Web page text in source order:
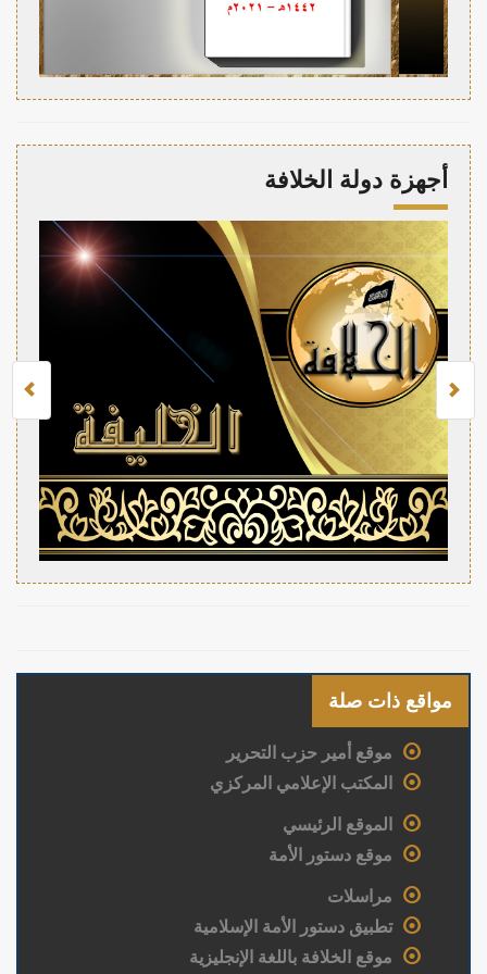
أجهزة دولة الخلافة
مواقع ذات صلة
موقع أمير حزب التحرير
المكتب الإعلامي المركزي
الموقع الرئيسي
موقع دستور الأمة
مراسلات
تطبيق دستور الأمة الإسلامية
موقع الخلافة باللغة الإنجليزية